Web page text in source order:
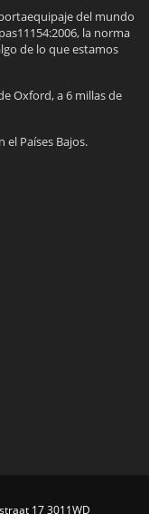
del mundo
la norma
de lo que estamos
Oxford, a 6 millas de
el Países Bajos.
17 3011WD